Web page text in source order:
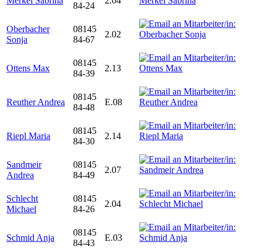
84-24
Oberbacher
Sonja
08145
84-67
2.02
Ottens Max
08145
84-39
2.13
Reuther Andrea
08145
84-48
E.08
Riepl Maria
08145
84-30
2.14
Sandmeir
Andrea
08145
84-49
2.07
Schlecht
Michael
08145
84-26
2.04
Schmid Anja
08145
84-43
E.03